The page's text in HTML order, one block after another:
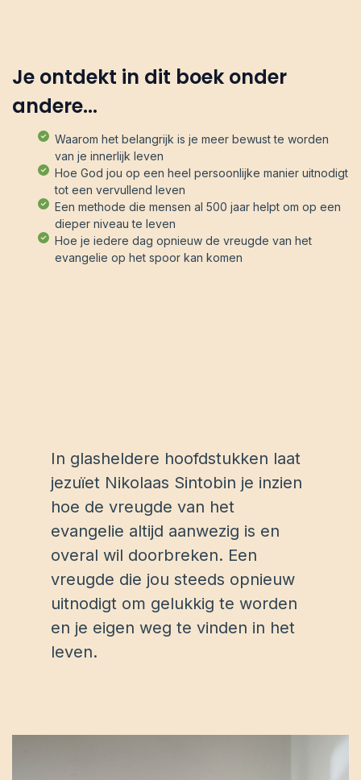
Je ontdekt in dit boek onder
andere...
Waarom het belangrijk is je meer bewust te worden
van je innerlijk leven
Hoe God jou op een heel persoonlijke manier uitnodigt
tot een vervullend leven
Een methode die mensen al 500 jaar helpt om op een
dieper niveau te leven
Hoe je iedere dag opnieuw de vreugde van het
evangelie op het spoor kan komen
In glasheldere hoofdstukken laat
jezuïet Nikolaas Sintobin je inzien
hoe de vreugde van het
evangelie altijd aanwezig is en
overal wil doorbreken. Een
vreugde die jou steeds opnieuw
uitnodigt om gelukkig te worden
en je eigen weg te vinden in het
leven.